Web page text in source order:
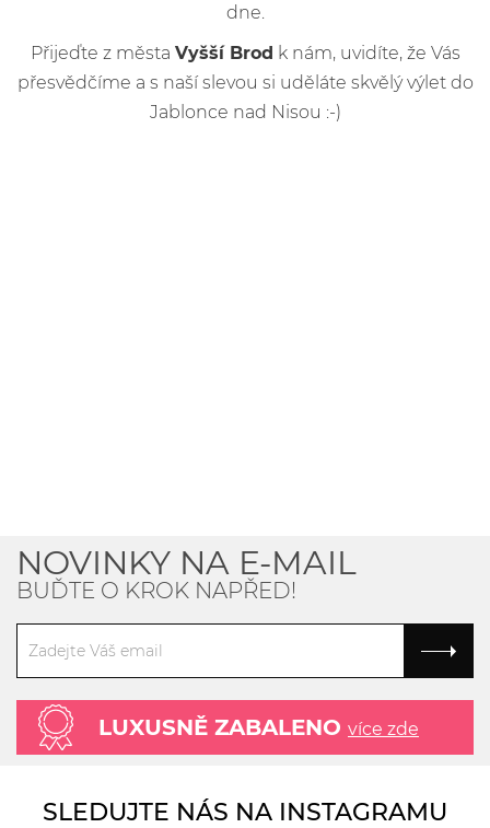
dne.
Přijeďte z města Vyšší Brod k nám, uvidíte, že Vás
přesvědčíme a s naší slevou si uděláte skvělý výlet do
Jablonce nad Nisou :-)
NOVINKY NA E-MAIL
BUĎTE O KROK NAPŘED!
LUXUSNĚ ZABALENO více zde
SLEDUJTE NÁS NA INSTAGRAMU